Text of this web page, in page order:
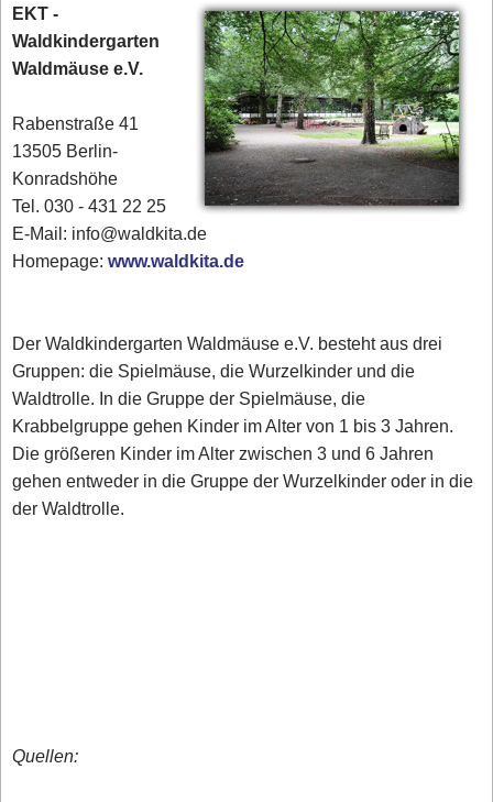
EKT -
Waldkindergarten
Waldmäuse e.V.
Rabenstraße 41
13505 Berlin-
Konradshöhe
Tel. 030 - 431 22 25‎
E-Mail: info@waldkita.de
Homepage:www.waldkita.de
Der Waldkindergarten Waldmäuse e.V. besteht aus drei
Gruppen: die Spielmäuse, die Wurzelkinder und die
Waldtrolle. In die Gruppe der Spielmäuse, die
Krabbelgruppe gehen Kinder im Alter von 1 bis 3 Jahren.
Die größeren Kinder im Alter zwischen 3 und 6 Jahren
gehen entweder in die Gruppe der Wurzelkinder oder in die
der Waldtrolle.
Quellen: